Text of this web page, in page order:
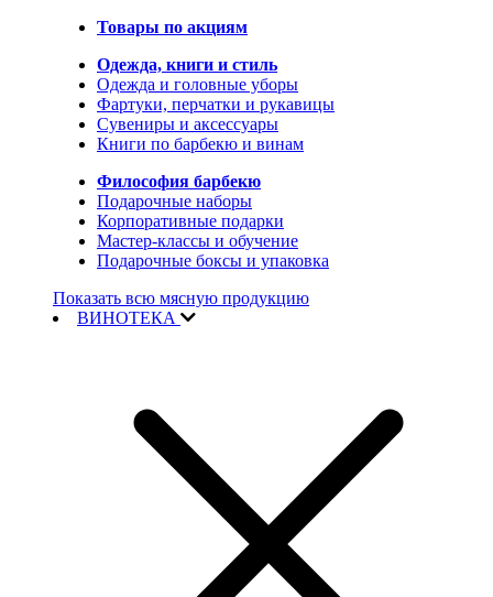
Товары по акциям
Одежда, книги и стиль
Одежда и головные уборы
Фартуки, перчатки и рукавицы
Сувениры и аксессуары
Книги по барбекю и винам
Философия барбекю
Подарочные наборы
Корпоративные подарки
Мастер-классы и обучение
Подарочные боксы и упаковка
Показать всю мясную продукцию
ВИНОТЕКА